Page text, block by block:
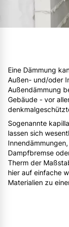
Eine Dämmung
Außen- und/oder
Außendämmung
Gebäude - vor
Sogenannte
lassen sich
Dampfbremse
Therm der
hier auf einfache
Materialien zu